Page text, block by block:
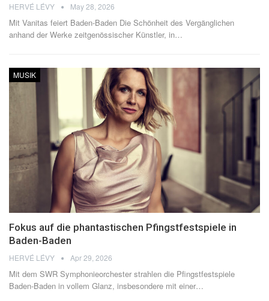
HERVÉ LÉVY May 28, 2026
Mit Vanitas feiert Baden-Baden Die Schönheit des Vergänglichen
anhand der Werke zeitgenössischer Künstler, in…
MUSIK
Fokus auf die phantastischen Pfingstfestspiele in
Baden-Baden
HERVÉ LÉVY Apr 29, 2026
Mit dem SWR Symphonieorchester strahlen die Pfingstfestspiele
Baden-Baden in vollem Glanz, insbesondere mit einer…